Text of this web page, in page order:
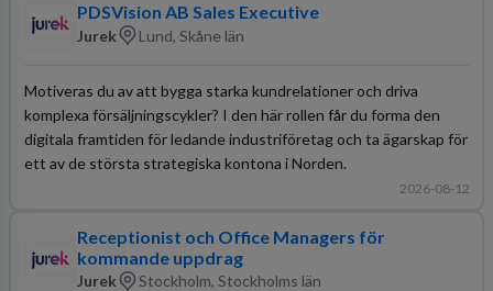
PDSVision AB Sales Executive
Jurek Lund, Skåne län
Motiveras du av att bygga starka kundrelationer och driva
komplexa försäljningscykler? I den här rollen får du forma den
digitala framtiden för ledande industriföretag och ta ägarskap för
ett av de största strategiska kontona i Norden.
2026-08-12
Receptionist och Office Managers för
kommande uppdrag
Jurek Stockholm, Stockholms län